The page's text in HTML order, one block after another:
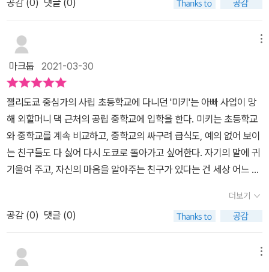
게 다가왔다는 사실을 알게 되면서 둘은 다투게 되지만 고즈에의 젤
리 덕분에 둘은 다시 좋은 친구가 된다. [마파두부, 보드랍고 달달한
성장의 맛]은 어른이 되고 싶은 모모의 이야기이다. 중학생이지만 키
가 작고, 여전히 동화책을 좋아하는 모모는 마파두부를 너무 매워하
자 가족으로부터 아직 어린애라는 가치 돋친 말을 듣고 움츠러든다.
초등학교 시절, 함께 동화책을 읽으며 얘기를 나누었던 미쓰루 역시
이제 두꺼운 소설책을 읽고 키도 훌쩍 커버렸지만 자신은 아직 어린
애 같기만 하다. 그래서 가장 어른스러워 보이는 미키를 따라 행동하
해준다. '모모, 억지로 어른이 되려고 할 필요가 있을까? 분명히 자연
스럽게 변해 갈 텐데. 넌 그냥 너답게 하면 되지 않을까? 적어도 난 억
지로 어른처럼 행동하는 너보다 평소의 네가 더 좋다.' (본문 48p) 어
릴 때는 빨리 어른이 되고 싶은 마음에 어른처럼 행동하려고 애썼다.
하지만 그보다는 미키의 말처럼 자연스럽게 어른이 되어가는 과정이
인 미치하시, 자존감이 낮은 마사토, 잘하는게 공부뿐이라 여기는 소
심쟁이 기요노, 친구들에게 잊혀질까봐 걱정되는 고즈에까지..이중
마사토와 미츠하시는 남자아이, 그리고 미키, 모모, 기요노, 고즈에는
여자아이인 듯 싶은데... 사실 일본어 이름이라 모르겠단... ㅠㅠ솔직
히 이 책은 청소년 문학이라 큰 감동이 없을 것이라 믿었으나...마지막
이야기엔 나까지도 살짝 눈시울이 붉어졌다.어른들은 10대들에게 말
한다.'니들이 무슨 고민이 있어, 공부만 하면 되지.'하지만 내 10대때
를 뒤돌아보면...사실 그때만큼 내 맘이 힘들었던 적도 없었던 듯 싶
다.결국...가만히 생각해보면 어쩌면 그 시기가 내 자신에게 가장 힘들
고, 어려웠던 시기가 아니였을까...그리고 그런 시기에 이렇듯 친구들
과 고민을 나누고, 우정을 쌓는게 그 시기를 잘 보낼 수 있는 유일한
원동력은 아닐런지...책을 다 읽고나서 아이에게 꼭 읽어보라고 추천
했다.아직은 초등학생이라 좀 어려울 수 있지만...아마 그녀도 읽어보
마크툽 2021-03-30
젤리도쿄 중심가의 사립 초등학교에 다니던 '미키'는 아빠 사업이 망
해 외할머니 댁 근처의 공립 중학교에 입학을 한다. 미키는 초등학교
와 중학교를 계속 비교하고, 중학교의 싸구려 급식도, 예의 없어 보이
는 친구들도 다 싫어 다시 도쿄로 돌아가고 싶어한다. 자기의 말에 귀
기울여 주고, 자신의 마음을 알아주는 친구가 있다는 건 세상 어느 것
여, 좀 더 어른스러운 척 해본다.겉으로 드러나지 않게, 각자 자신에
게 맞는 방식과 속도로 조금씩 성숙해 간다. 그래서, 조급해 할 필요
도 없고, 다른 사람과 비교할 필요도 없다.흑당 크림빵'마사토'의 누
더보기
공감 (0) 댓글 (0)